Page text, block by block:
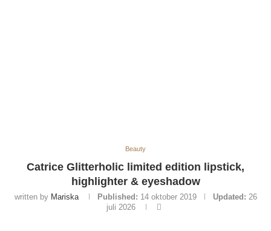
Beauty
Catrice Glitterholic limited edition lipstick,
highlighter & eyeshadow
written by Mariska Published: 14 oktober 2019 Updated: 26
juli 2026